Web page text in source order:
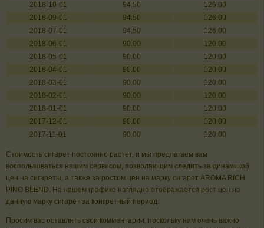
2018-10-01
94.50
126.00
2018-09-01
94.50
126.00
2018-07-01
94.50
126.00
2018-06-01
90.00
120.00
2018-05-01
90.00
120.00
2018-04-01
90.00
120.00
2018-03-01
90.00
120.00
2018-02-01
90.00
120.00
2018-01-01
90.00
120.00
2017-12-01
90.00
120.00
2017-11-01
90.00 120.00
Стоимость сигарет постоянно растет, и мы предлагаем вам
воспользоваться нашим сервисом, позволяющим следить за динамикой
цен на сигареты, а также за ростом цен на марку сигарет AROMA RICH
PINO BLEND. На нашем графике наглядно отображается рост цен на
данную марку сигарет за конкретный период.
Просим вас оставлять свои комментарии, поскольку нам очень важно